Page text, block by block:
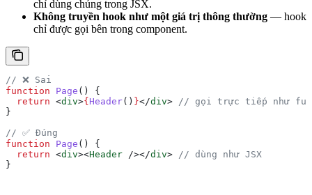
chỉ dùng chúng trong JSX.
Không truyền hook như một giá trị thông thường — hook
chỉ được gọi bên trong component.
// ❌ Sai
function Page () {
  return
<div>{Header() }</div> // gọi trực tiếp như
}
// ✅ Đúng
function Page () {
  return
<div><Header /></div> // dùng như JSX
}